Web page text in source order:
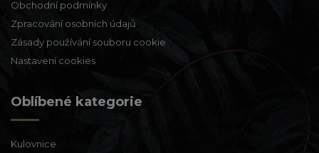
Obchodní podmínky
Zpracování osobních údajů
Zásady používání souboru cookie
Nastavení cookies
Oblíbené kategorie
Kulovnice